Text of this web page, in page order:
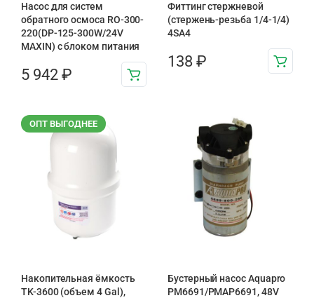
Насос для систем
обратного осмоса RO-300-
220(DP-125-300W/24V
MAXIN) с блоком питания
5 942 ₽
Фиттинг стержневой
(стержень-резьба 1/4-1/4)
4SA4
138 ₽
ОПТ ВЫГОДНЕЕ
Накопительная ёмкость
TK-3600 (объем 4 Gal),
Бустерный насос Aquapro
PM6691/PMAP6691, 48V